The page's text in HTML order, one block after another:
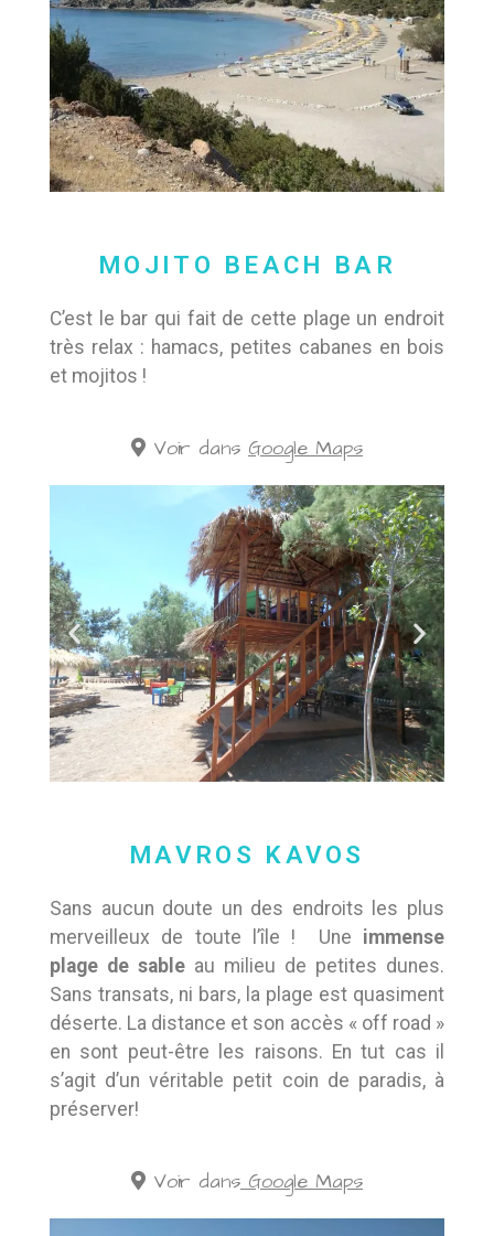
MOJITO BEACH BAR
C’est le bar qui fait de cette plage un endroit
très relax : hamacs, petites cabanes en bois
et mojitos !
Voir dans Google Maps
MAVROS KAVOS
Sans aucun doute un des endroits les plus
merveilleux de toute l’île ! Une immense
plage de sable au milieu de petites dunes.
Sans transats, ni bars, la plage est quasiment
déserte. La distance et son accès « off road »
en sont peut-être les raisons. En tut cas il
s’agit d’un véritable petit coin de paradis, à
préserver!
Voir dans Google Maps